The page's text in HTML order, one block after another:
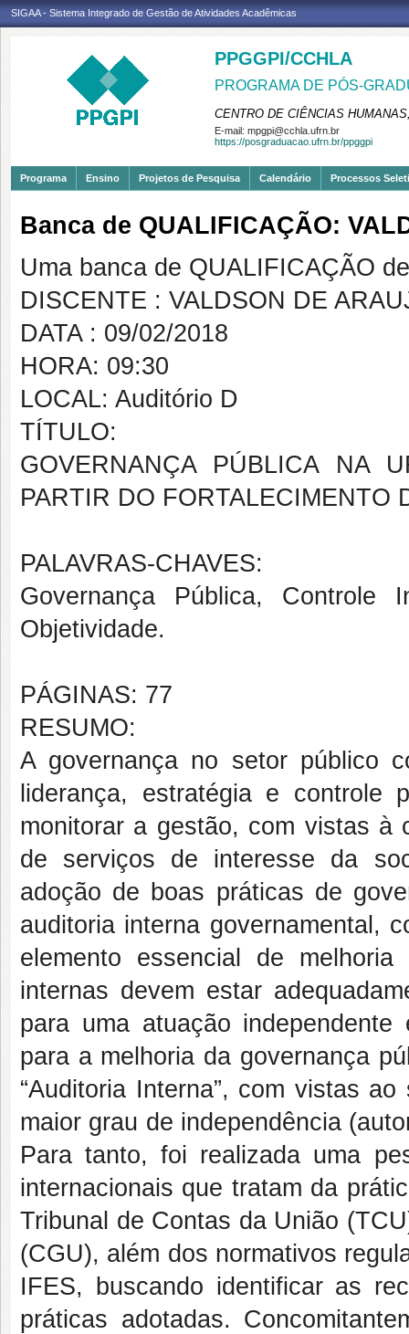
SIGAA - Sistema Integrado de Gestão de Atividades Acadêmicas
PPGGPI/CCHLA
PROGRAMA DE PÓS-
CENTRO DE CIÊNCIAS
E-mail: mpgpi@cchla.ufrn.br
https://posgraduacao.ufrn.br/ppggpi
Programa Ensino Projetos de Pesquisa Calendário Processos
Banca de QUALIFICAÇÃO:
Uma banca de QUALIFICAÇÃO
DISCENTE : VALDSON DE
DATA : 09/02/2018
HORA: 09:30
LOCAL: Auditório D
TÍTULO:
GOVERNANÇA PÚBLICA NA
PARTIR DO
PALAVRAS-CHAVES:
Governança Pública, Controle
Objetividade.
PÁGINAS: 77
RESUMO:
A governança no setor público
liderança, estratégia e controle
monitorar a gestão, com vistas à
de serviços de interesse da
adoção de boas práticas de
auditoria interna governamental,
elemento essencial de
internas devem estar
para uma atuação
para a melhoria da governança
“Auditoria Interna”, com vistas
maior grau de independência
Para tanto, foi realizada uma
internacionais que tratam da
Tribunal de Contas da União
(CGU), além dos normativos
IFES, buscando identificar as
práticas adotadas.